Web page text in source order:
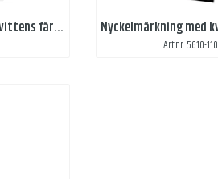
Nyckelmärkning med kvittens färgat tryck, båda sidor
Art.nr: 5610-110